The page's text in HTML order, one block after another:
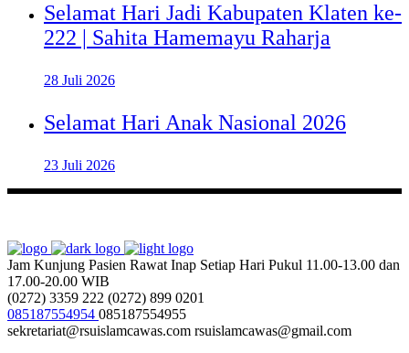
Selamat Hari Jadi Kabupaten Klaten ke-
222 | Sahita Hamemayu Raharja
28 Juli 2026
Selamat Hari Anak Nasional 2026
23 Juli 2026
Jam Kunjung Pasien Rawat Inap Setiap Hari Pukul 11.00-13.00 dan
17.00-20.00 WIB
(0272) 3359 222 (0272) 899 0201
085187554954 085187554955
sekretariat@rsuislamcawas.com rsuislamcawas@gmail.com